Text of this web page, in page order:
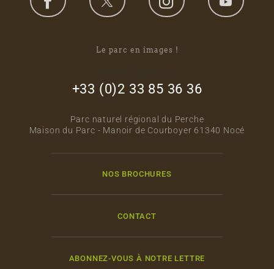
Le parc en images !
+33 (0)2 33 85 36 36
Parc naturel régional du Perche
Maison du Parc - Manoir de Courboyer 61340 Nocé
NOS BROCHURES
CONTACT
ABONNEZ-VOUS À NOTRE LETTRE